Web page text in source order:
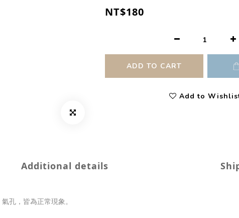
NT$180
ADD TO CART
Add to
Additional details
孔，皆為正常現象。